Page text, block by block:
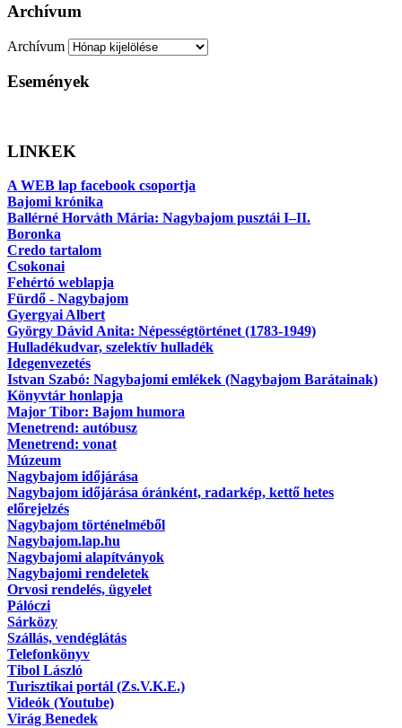
Archívum
Archívum
Események
LINKEK
A WEB lap facebook csoportja
Bajomi krónika
Ballérné Horváth Mária: Nagybajom pusztái I–II.
Boronka
Credo tartalom
Csokonai
Fehértó weblapja
Fürdő - Nagybajom
Gyergyai Albert
György Dávid Anita: Népességtörténet (1783-1949)
Hulladékudvar, szelektív hulladék
Idegenvezetés
Istvan Szabó: Nagybajomi emlékek (Nagybajom Barátainak)
Könyvtár honlapja
Major Tibor: Bajom humora
Menetrend: autóbusz
Menetrend: vonat
Múzeum
Nagybajom időjárása
Nagybajom időjárása óránként, radarkép, kettő hetes
előrejelzés
Nagybajom történelméből
Nagybajom.lap.hu
Nagybajomi alapítványok
Nagybajomi rendeletek
Orvosi rendelés, ügyelet
Pálóczi
Sárközy
Szállás, vendéglátás
Telefonkönyv
Tibol László
Turisztikai portál (Zs.V.K.E.)
Videók (Youtube)
Virág Benedek